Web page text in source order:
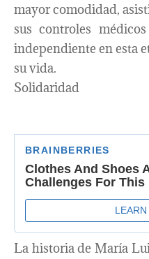
mayor comodidad,
sus controles
independiente en esta
su vida.
Solidaridad
La historia de María